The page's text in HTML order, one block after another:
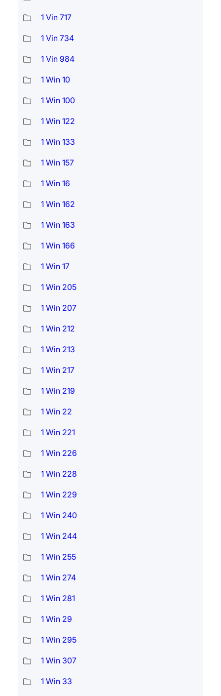
1 Vin 717
1 Vin 734
1 Vin 984
1 Win 10
1 Win 100
1 Win 122
1 Win 133
1 Win 157
1 Win 16
1 Win 162
1 Win 163
1 Win 166
1 Win 17
1 Win 205
1 Win 207
1 Win 212
1 Win 213
1 Win 217
1 Win 219
1 Win 22
1 Win 221
1 Win 226
1 Win 228
1 Win 229
1 Win 240
1 Win 244
1 Win 255
1 Win 274
1 Win 281
1 Win 29
1 Win 295
1 Win 307
1 Win 33